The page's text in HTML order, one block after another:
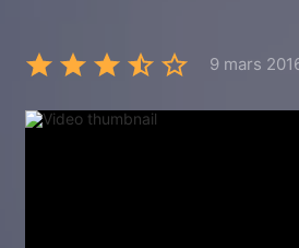
9 mars